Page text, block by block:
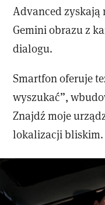
Advanced zyskają
Gemini obrazu z
dialogu.
Smartfon oferuje
wyszukać”,
Znajdź moje
lokalizacji bliskim.